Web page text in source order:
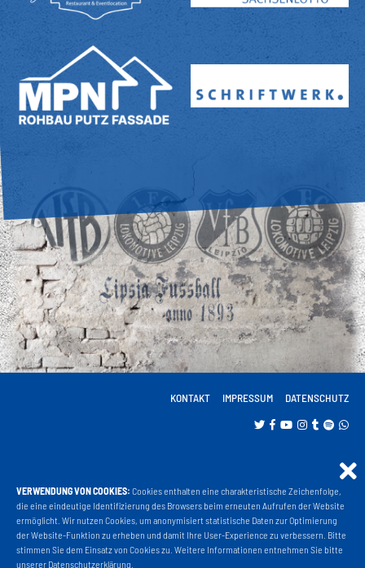
KONTAKT IMPRESSUM DATENSCHUTZ
Projekt Liga 3
Fanshop
VERWENDUNG VON COOKIES: Cookies enthalten eine charakteristische Zeichenfolge,
die eine eindeutige Identifizierung des Browsers beim erneuten Aufrufen der Website
ermöglicht. Wir nutzen Cookies, um anonymisiert statistische Daten zur Optimierung
der Website-Funktion zu erheben und damit Ihre User-Experience zu verbessern. Bitte
stimmen Sie dem Einsatz von Cookies zu. Weitere Informationen entnehmen Sie bitte
unserer Datenschutzerklärung